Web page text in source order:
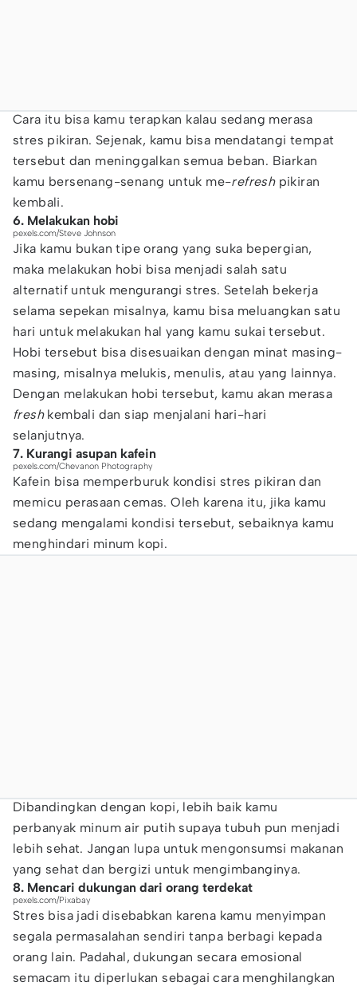
Cara itu bisa kamu terapkan kalau sedang merasa
stres pikiran. Sejenak, kamu bisa mendatangi tempat
tersebut dan meninggalkan semua beban. Biarkan
kamu bersenang-senang untuk me-refreshpikiran
kembali.
6. Melakukan hobi
pexels.com/Steve Johnson
Jika kamu bukan tipe orang yang suka bepergian,
maka melakukan hobi bisa menjadi salah satu
alternatif untuk mengurangi stres. Setelah bekerja
selama sepekan misalnya, kamu bisa meluangkan satu
hari untuk melakukan hal yang kamu sukai tersebut.
Hobi tersebut bisa disesuaikan dengan minat masing-
masing, misalnya melukis, menulis, atau yang lainnya.
Dengan melakukan hobi tersebut, kamu akan merasa
freshkembali dan siap menjalani hari-hari
selanjutnya.
7. Kurangi asupan kafein
pexels.com/Chevanon Photography
Kafein bisa memperburuk kondisi stres pikiran dan
memicu perasaan cemas. Oleh karena itu, jika kamu
sedang mengalami kondisi tersebut, sebaiknya kamu
menghindari minum kopi.
Dibandingkan dengan kopi, lebih baik kamu
perbanyak minum air putih supaya tubuh pun menjadi
lebih sehat. Jangan lupa untuk mengonsumsi makanan
yang sehat dan bergizi untuk mengimbanginya.
8. Mencari dukungan dari orang terdekat
pexels.com/Pixabay
Stres bisa jadi disebabkan karena kamu menyimpan
segala permasalahan sendiri tanpa berbagi kepada
orang lain. Padahal, dukungan secara emosional
semacam itu diperlukan sebagai cara menghilangkan